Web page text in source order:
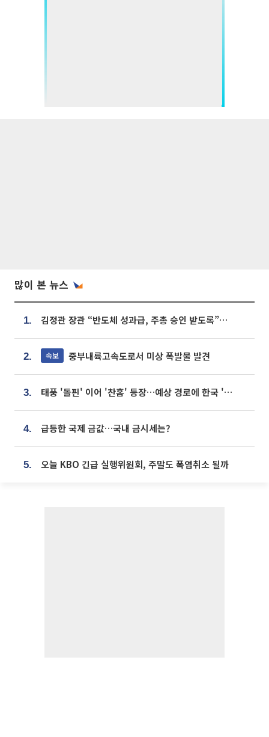
많이 본 뉴스
1. 김정관 장관 “반도체 성과급, 주총 승인 받도록”…상법·자본시장법 개정 시사
2. 속보 중부내륙고속도로서 미상 폭발물 발견
3. 태풍 '돌핀' 이어 '찬홈' 등장…예상 경로에 한국 '한숨'
4. 급등한 국제 금값…국내 금시세는?
5. 오늘 KBO 긴급 실행위원회, 주말도 폭염취소 될까